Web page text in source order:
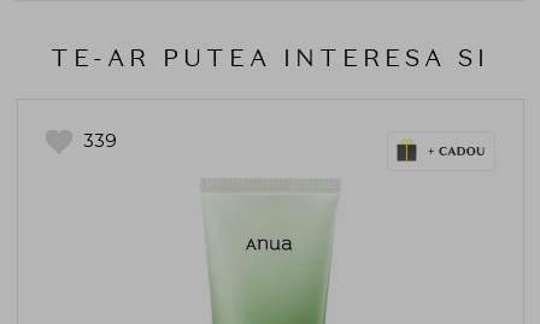
TE-AR PUTEA INTERESA SI
339